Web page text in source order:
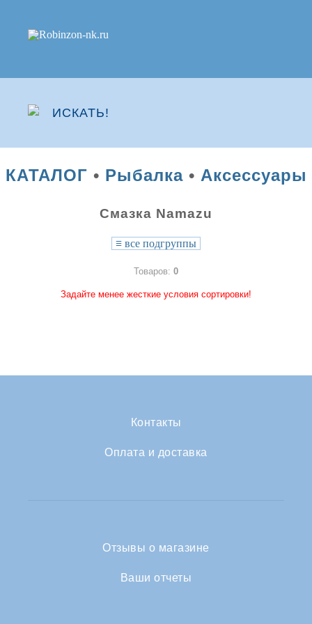
КАТАЛОГ • Рыбалка• Аксессуары
Смазка Namazu
≡ все подгруппы
Товаров: 0
Задайте менее жесткие условия сортировки!
Контакты
Оплата и доставка
Отзывы о магазине
Ваши отчеты